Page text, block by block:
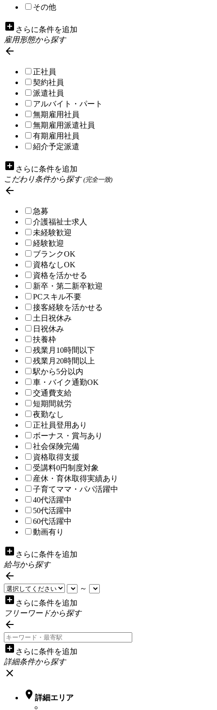
その他
add_box さらに条件を追加
雇用形態から探す

正社員
契約社員
派遣社員
アルバイト・パート
無期雇用社員
無期雇用派遣社員
有期雇用社員
紹介予定派遣
add_box さらに条件を追加
こだわり条件から探す(完全一致)

急募
介護福祉士求人
未経験歓迎
経験歓迎
ブランクOK
資格なしOK
資格を活かせる
新卒・第二新卒歓迎
PCスキル不要
接客経験を活かせる
土日祝休み
日祝休み
扶養枠
残業月10時間以下
残業月20時間以上
駅から5分以内
車・バイク通勤OK
交通費支給
短期間就労
夜勤なし
正社員登用あり
ボーナス・賞与あり
社会保険完備
資格取得支援
受講料0円制度対象
産休・育休取得実績あり
子育てママ・パパ活躍中
40代活躍中
50代活躍中
60代活躍中
動画有り
add_box さらに条件を追加
給与から探す

～
add_box さらに条件を追加
フリーワードから探す

add_box さらに条件を追加
詳細条件から探す
close
 詳細エリア